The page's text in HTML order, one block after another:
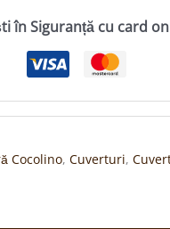
în Siguranță cu card
Cocolino, Cuverturi,